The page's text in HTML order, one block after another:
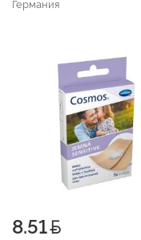
Германия
8.51